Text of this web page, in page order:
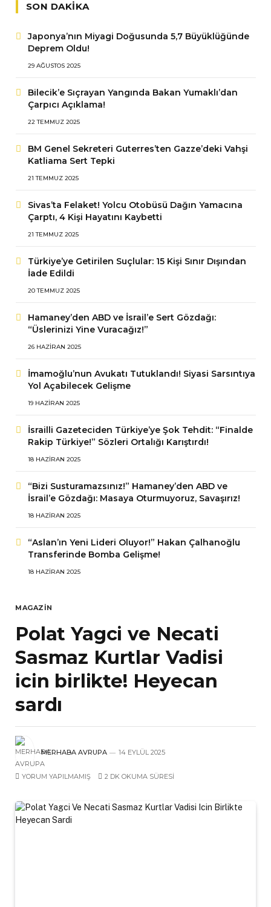
SON DAKIKA
Japonya’nın Miyagi Doğusunda 5,7 Büyüklüğünde
Deprem Oldu!
29 AĞUSTOS 2025
Bilecik’e Sıçrayan Yangında Bakan Yumaklı’dan
Çarpıcı Açıklama!
22 TEMMUZ 2025
BM Genel Sekreteri Guterres’ten Gazze’deki Vahşi
Katliama Sert Tepki
21 TEMMUZ 2025
Sivas’ta Felaket! Yolcu Otobüsü Dağın Yamacına
Çarptı, 4 Kişi Hayatını Kaybetti
21 TEMMUZ 2025
Türkiye’ye Getirilen Suçlular: 15 Kişi Sınır Dışından
İade Edildi
20 TEMMUZ 2025
Hamaney’den ABD ve İsrail’e Sert Gözdağı:
“Üslerinizi Yine Vuracağız!”
26 HAZIRAN 2025
İmamoğlu’nun Avukatı Tutuklandı! Siyasi Sarsıntıya
Yol Açabilecek Gelişme
19 HAZIRAN 2025
İsrailli Gazeteciden Türkiye’ye Şok Tehdit: “Finalde
Rakip Türkiye!” Sözleri Ortalığı Karıştırdı!
18 HAZIRAN 2025
“Bizi Susturamazsınız!” Hamaney’den ABD ve
İsrail’e Gözdağı: Masaya Oturmuyoruz, Savaşırız!
18 HAZIRAN 2025
“Aslan’ın Yeni Lideri Oluyor!” Hakan Çalhanoğlu
Transferinde Bomba Gelişme!
18 HAZIRAN 2025
MAGAZIN
Polat Yagci ve Necati
Sasmaz Kurtlar Vadisi
icin birlikte! Heyecan
sardı
MERHABA AVRUPA 14 EYLÜL 2025
YORUM YAPILMAMIŞ 2 DK OKUMA SÜRESI